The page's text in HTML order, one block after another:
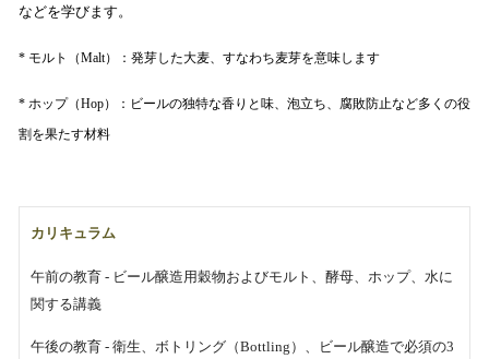
などを学びます。
* モルト（Malt）：発芽した大麦、すなわち麦芽を意味します
* ホップ（Hop）：ビールの独特な香りと味、泡立ち、腐敗防止など多くの役
割を果たす材料
カリキュラム
午前の教育 - ビール醸造用穀物およびモルト、酵母、ホップ、水に
関する講義
午後の教育 - 衛生、ボトリング（Bottling）、ビール醸造で必須の3